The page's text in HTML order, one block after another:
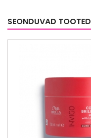
SEONDUVAD TOOTED